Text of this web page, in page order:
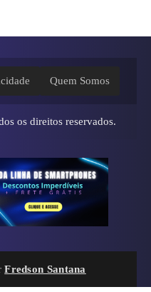
Quem Somos
os direitos reservados.
Fredson Santana